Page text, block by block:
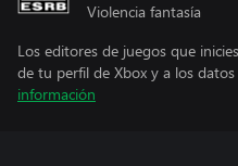
Violencia fantasía
Los editores de juegos que
de tu perfil de Xbox y a los
información